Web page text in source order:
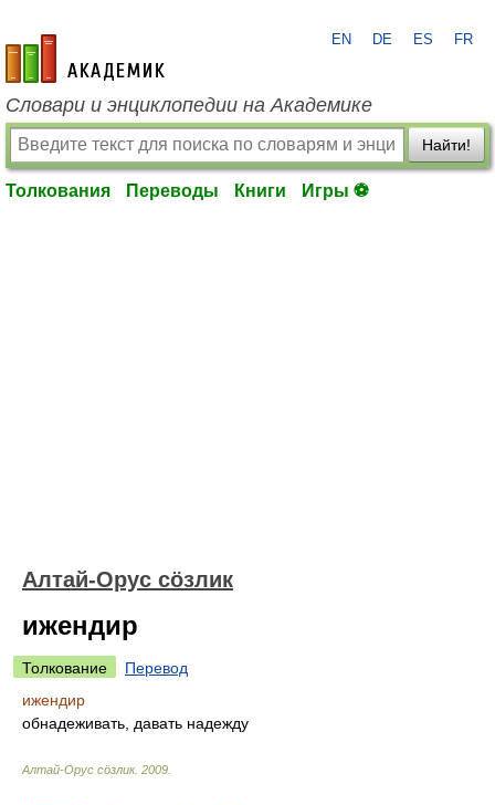
academic.ru
EN DE ES FR
Словари и энциклопедии на Академике
Найти!
Толкования Переводы Книги Игры ⚽
Алтай-Орус сöзлик
ижендир
Толкование
Перевод
ижендир
обнадеживать, давать надежду
Алтай-Орус сöзлик. 2009